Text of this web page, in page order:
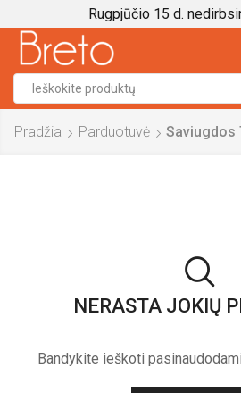
Rugpjūčio 15 d.
Pradžia Parduotuvė Saviugdos
NERASTA JOKIŲ
Bandykite ieškoti